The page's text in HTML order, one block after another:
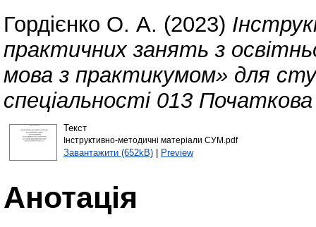
Гордієнко О. А. (2023)
практичних занять з
мова з практикумом» для
спеціальності 013
Текст
Інструктивно-методичні матеріали СУМ.pdf
Завантажити (652kB)| Preview
Анотація